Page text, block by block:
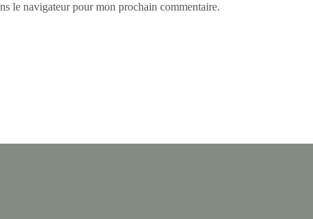
le navigateur pour mon prochain commentaire.